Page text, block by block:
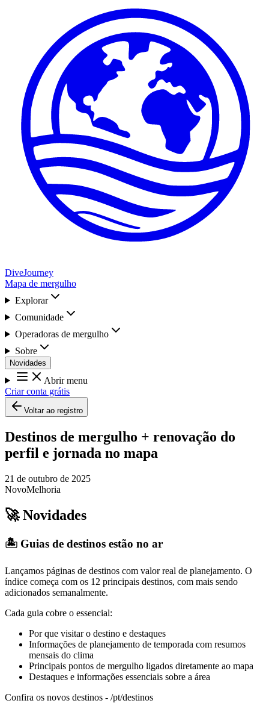
DiveJourney
Mapa de mergulho
Explorar
Comunidade
Operadoras de mergulho
Sobre
Novidades
Abrir menu
Criar conta grátis
Voltar ao registro
Destinos de mergulho + renovação do
perfil e jornada no mapa
21 de outubro de 2025
NovoMelhoria
🚀 Novidades
🏝️ Guias de destinos estão no ar
Lançamos páginas de destinos com valor real de planejamento. O
índice começa com os 12 principais destinos, com mais sendo
adicionados semanalmente.
Cada guia cobre o essencial:
Por que visitar o destino e destaques
Informações de planejamento de temporada com resumos
mensais do clima
Principais pontos de mergulho ligados diretamente ao mapa
Destaques e informações essenciais sobre a área
Confira os novos destinos - /pt/destinos